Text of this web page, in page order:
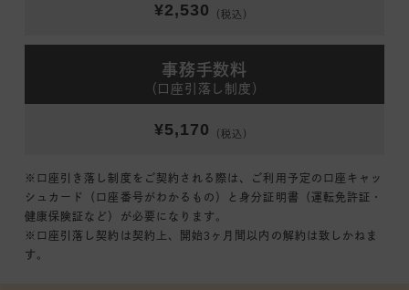
¥2,530 （税込）
事務手数料
（口座引落し制度）
¥5,170 （税込）
※口座引き落し制度をご契約される際は、ご利用予定の口座キャッ
シュカード（口座番号がわかるもの）と身分証明書（運転免許証・
健康保険証など）が必要になります。
※口座引落し契約は契約上、開始3ヶ月間以内の解約は致しかねま
す。